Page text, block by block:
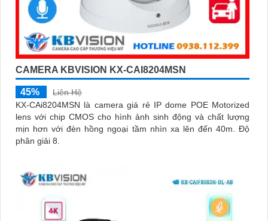
CAMERA KBVISION KX-CAI8204MSN
45%
Liên Hệ
KX-CAi8204MSN là camera giá rẻ IP dome POE Motorized
lens với chip CMOS cho hình ảnh sinh động và chất lượng
mịn hơn với đèn hồng ngoại tầm nhìn xa lên đến 40m. Độ
phân giải 8.